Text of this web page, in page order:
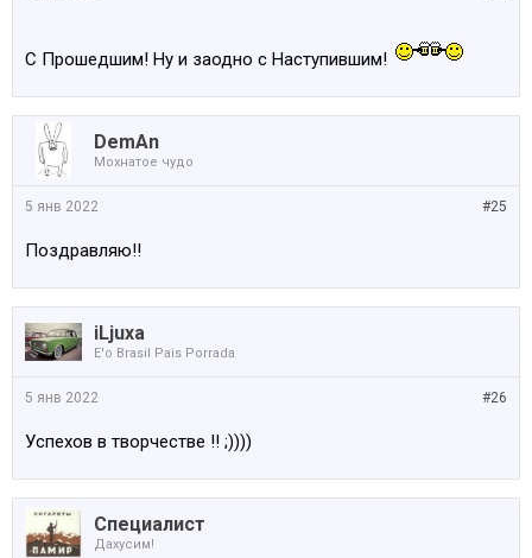
С Прошедшим! Ну и заодно с Наступившим!
DemAn
Мохнатое чудо
#25
5 янв 2022
Поздравляю!!
iLjuxa
E'o Brasil Pais Porrada
#26
5 янв 2022
Успехов в творчестве !! ;))))
Специалист
Дахусим!